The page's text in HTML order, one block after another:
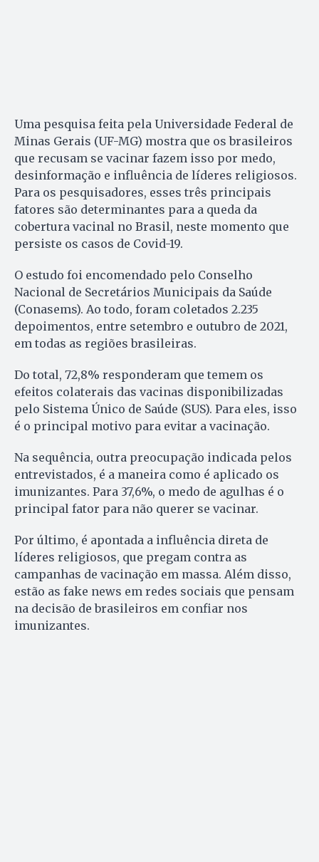
Uma pesquisa feita pela Universidade Federal de
Minas Gerais (UF-MG) mostra que os brasileiros
que recusam se vacinar fazem isso por medo,
desinformação e influência de líderes religiosos.
Para os pesquisadores, esses três principais
fatores são determinantes para a queda da
cobertura vacinal no Brasil, neste momento que
persiste os casos de Covid-19.
O estudo foi encomendado pelo Conselho
Nacional de Secretários Municipais da Saúde
(Conasems). Ao todo, foram coletados 2.235
depoimentos, entre setembro e outubro de 2021,
em todas as regiões brasileiras.
Do total, 72,8% responderam que temem os
efeitos colaterais das vacinas disponibilizadas
pelo Sistema Único de Saúde (SUS). Para eles, isso
é o principal motivo para evitar a vacinação.
Na sequência, outra preocupação indicada pelos
entrevistados, é a maneira como é aplicado os
imunizantes. Para 37,6%, o medo de agulhas é o
principal fator para não querer se vacinar.
Por último, é apontada a influência direta de
líderes religiosos, que pregam contra as
campanhas de vacinação em massa. Além disso,
estão as fake news em redes sociais que pensam
na decisão de brasileiros em confiar nos
imunizantes.